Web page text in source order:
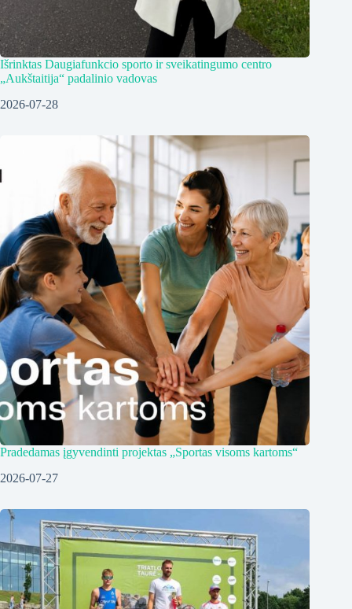
Išrinktas Daugiafunkcio sporto ir sveikatingumo centro
„Aukštaitija“ padalinio vadovas
2026-07-28
Pradedamas įgyvendinti projektas „Sportas visoms kartoms“
2026-07-27